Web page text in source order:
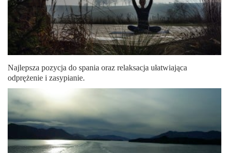
Najlepsza pozycja do spania oraz relaksacja ułatwiająca
odprężenie i zasypianie.